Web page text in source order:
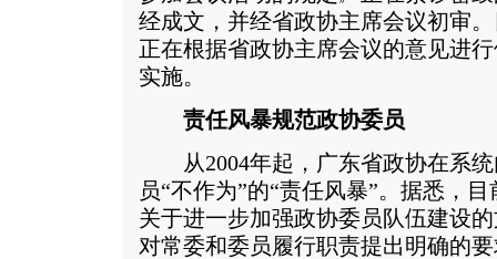
经成文，并经省政协主席会议初审
正在根据省政协主席会议的意见进
实施。
责任风暴规范政协委员
从2004年起，广东省政协在系统
员“不作为”的“责任风暴”。据悉，
关于进一步加强政协委员队伍建设
对常委和委员履行职责提出明确的